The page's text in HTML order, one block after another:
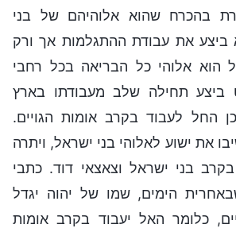
בהכרח שהוא אלוהיהם של בני
ביצע את עבודת ההתגלמות אך ורק
הוא אלוהי כל הבריאה בכל רחבי
ביצע תחילה שלב מעבודתו בארץ
החל לעבוד בקרב אומות הגויים.
את ישוע לאלוהי בני ישראל, ויתרה
בני ישראל וצאצאי דוד. כתבי
הימים, שמו של יהוה יגדל
כלומר האל יעבוד בקרב אומות